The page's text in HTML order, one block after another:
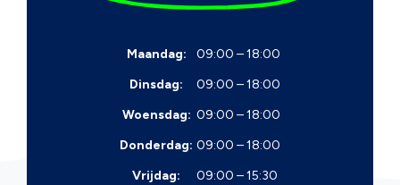
Maandag:
09:00 – 18:00
Dinsdag:
09:00 – 18:00
Woensdag: 09:00 – 18:00
Donderdag: 09:00 – 18:00
Vrijdag:
09:00 – 15:30